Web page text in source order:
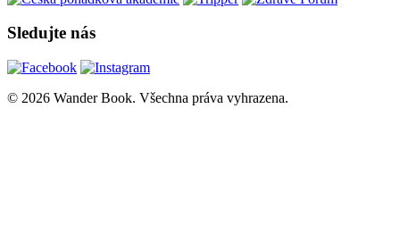
Sledujte nás
© 2026 Wander Book. Všechna práva vyhrazena.